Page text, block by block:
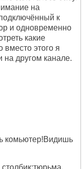
на
к
и одновременно
какие
этого я
на другом канале.
комьютер!Видишь